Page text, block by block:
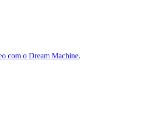
com o Dream Machine.